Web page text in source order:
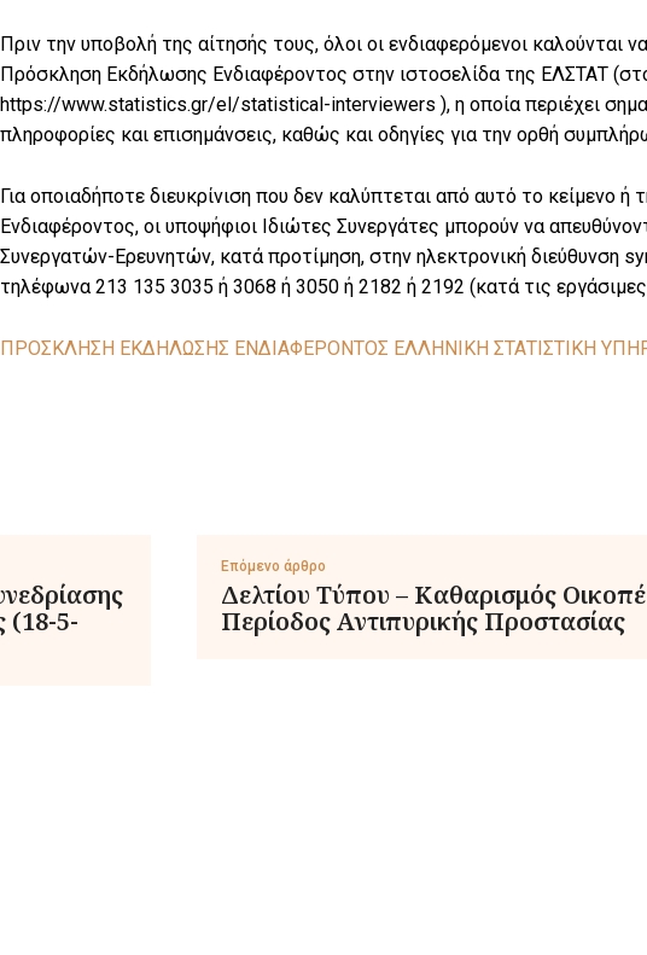
Πριν την υποβολή της αίτησής τους, όλοι οι ενδιαφερόμενοι καλούνται
Πρόσκληση Εκδήλωσης Ενδιαφέροντος στην ιστοσελίδα της ΕΛΣΤΑΤ
https://www.statistics.gr/el/statistical-interviewers ), η οποία περιέχει
πληροφορίες και επισημάνσεις, καθώς και οδηγίες για την ορθή
Για οποιαδήποτε διευκρίνιση που δεν καλύπτεται από αυτό το κείμενο
Ενδιαφέροντος, οι υποψήφιοι Ιδιώτες Συνεργάτες μπορούν να
Συνεργατών-Ερευνητών, κατά προτίμηση, στην ηλεκτρονική διεύθυνση
τηλέφωνα 213 135 3035 ή 3068 ή 3050 ή 2182 ή 2192 (κατά τις
ΠΡΟΣΚΛΗΣΗ ΕΚΔΗΛΩΣΗΣ ΕΝΔΙΑΦΕΡΟΝΤΟΣ ΕΛΛΗΝΙΚΗ ΣΤΑΤΙΣΤΙΚΗ
(18-5-
Επόμενο άρθρο
Δελτίου Τύπου – Καθαρισμός
Περίοδος Αντιπυρικής Προστασίας